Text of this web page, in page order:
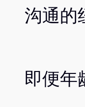
沟通的
即便年